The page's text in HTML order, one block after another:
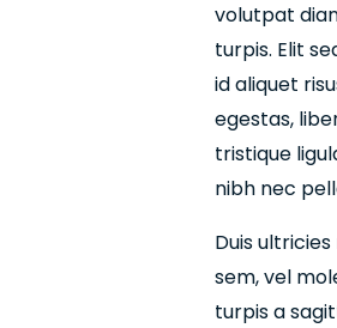
volutpat
turpis. Elit
id aliquet
egestas,
tristique
nibh nec
Duis
sem, vel
turpis a